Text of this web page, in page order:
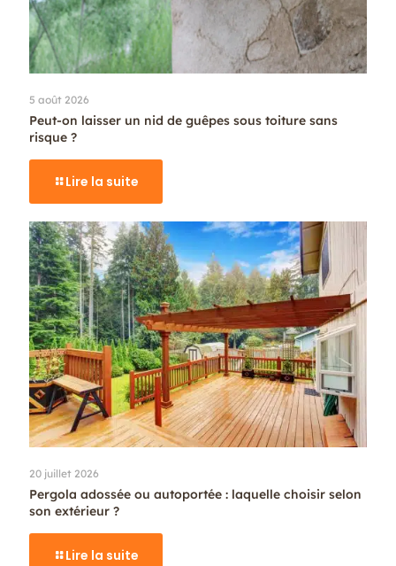
5 août 2026
Peut-on laisser un nid de guêpes sous toiture sans
risque ?
Lire la suite
20 juillet 2026
Pergola adossée ou autoportée : laquelle choisir selon
son extérieur ?
Lire la suite